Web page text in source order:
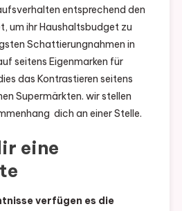
entsprechend den
um ihr Haushaltsbudget zu
Schattierungnahmen in
seitens Eigenmarken für
das Kontrastieren seitens
Supermärkten. wir stellen
dich an einer Stelle.
eine
verfügen es die